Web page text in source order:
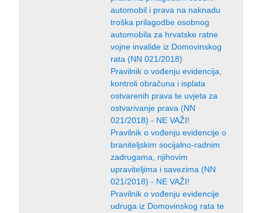
automobil i prava na naknadu
troška prilagodbe osobnog
automobila za hrvatske ratne
vojne invalide iz Domovinskog
rata (NN 021/2018)
Pravilnik o vođenju evidencija,
kontroli obračuna i isplata
ostvarenih prava te uvjeta za
ostvarivanje prava (NN
021/2018) - NE VAŽI!
Pravilnik o vođenju evidencije o
braniteljskim socijalno-radnim
zadrugama, njihovim
upraviteljima i savezima (NN
021/2018) - NE VAŽI!
Pravilnik o vođenju evidencije
udruga iz Domovinskog rata te